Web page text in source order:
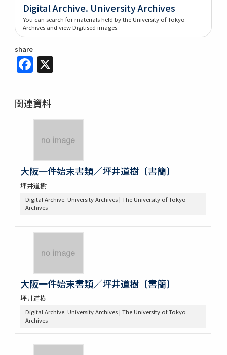
Digital Archive. University Archives
You can search for materials held by the University of Tokyo
Archives and view Digitised images.
share
Facebook
関連資料
大阪一件始末書類／坪井道樹〔書簡〕
坪井道樹
Digital Archive. University Archives | The University of Tokyo
Archives
大阪一件始末書類／坪井道樹〔書簡〕
坪井道樹
Digital Archive. University Archives | The University of Tokyo
Archives